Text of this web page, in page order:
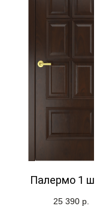
Палермо 1
25 390 р.